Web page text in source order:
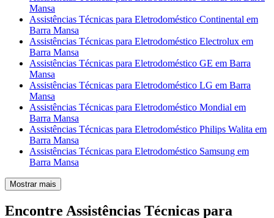
Mansa
Assistências Técnicas para Eletrodoméstico Continental em
Barra Mansa
Assistências Técnicas para Eletrodoméstico Electrolux em
Barra Mansa
Assistências Técnicas para Eletrodoméstico GE em Barra
Mansa
Assistências Técnicas para Eletrodoméstico LG em Barra
Mansa
Assistências Técnicas para Eletrodoméstico Mondial em
Barra Mansa
Assistências Técnicas para Eletrodoméstico Philips Walita em
Barra Mansa
Assistências Técnicas para Eletrodoméstico Samsung em
Barra Mansa
Mostrar mais
Encontre Assistências Técnicas para